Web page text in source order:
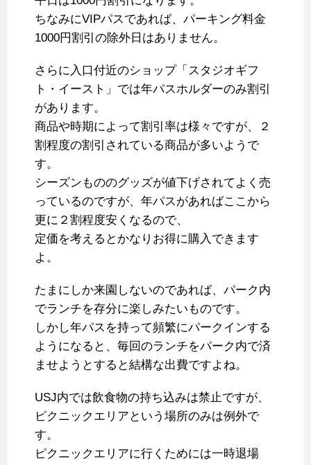
ちなみにVIPパスであれば、パーキング料金
1000円割引の除外日はありません。
さらに入口付近のショップ「スタジオギフ
ト・イースト」では年パスホルダーのみ割引
があります。
商品や時期によって割引率は様々ですが、２
割程度の割引されている商品が多いようで
す。
シーズンもののグッズが値下げされてよく売
っているのですが、年パスがあればここから
更に２割程度安くなるので、
定価を考えるとかなりお得に購入できます
よ。
たまにしか来園しないのであれば、パーク内
でランチを存分に楽しみたいものです。
しかし年パスを持って頻繁にパークインする
ようになると、毎回のランチをパーク内で済
ませようとすると結構な出費ですよね。
USJ内では飲食物の持ち込みは禁止ですが、
ピクニックエリアという場所のみは例外で
す。
ピクニックエリアに行くためには一時退場